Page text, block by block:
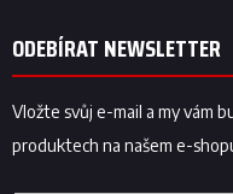
ODEBÍRAT NEWSLETTER
Vložte svůj e-mail a my vám
produktech na našem e-